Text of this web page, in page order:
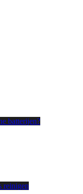
batterijen?
reinigen